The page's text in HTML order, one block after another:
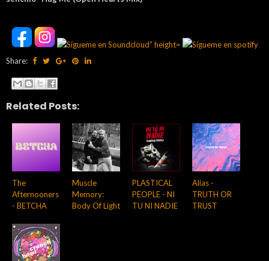
Share:
Related Posts:
The
Afternooners
- BETCHA
Muscle
Memory:
Body Of Light
PLASTICAL
PEOPLE - NI
TU NI NADIE
Alias -
TRUTH OR
TRUST